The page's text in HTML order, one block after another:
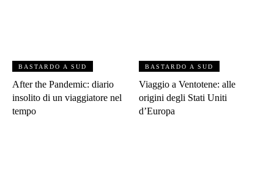
BASTARDO A SUD
After the Pandemic: diario
insolito di un viaggiatore nel
tempo
BASTARDO A SUD
Viaggio a Ventotene: alle
origini degli Stati Uniti
d’Europa